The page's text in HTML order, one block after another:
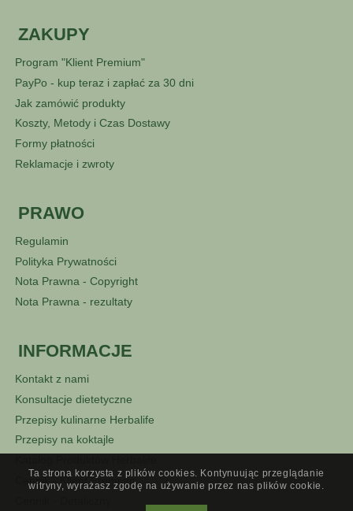
ZAKUPY
Program "Klient Premium"
PayPo - kup teraz i zapłać za 30 dni
Jak zamówić produkty
Koszty, Metody i Czas Dostawy
Formy płatności
Reklamacje i zwroty
PRAWO
Regulamin
Polityka Prywatności
Nota Prawna - Copyright
Nota Prawna - rezultaty
INFORMACJE
Kontakt z nami
Konsultacje dietetyczne
Przepisy kulinarne Herbalife
Przepisy na koktajle
Cennik - Klient Premium
Ta strona korzysta z plików cookies. Kontynuując przeglądanie
witryny, wyrażasz zgodę na używanie przez nas plików cookie.